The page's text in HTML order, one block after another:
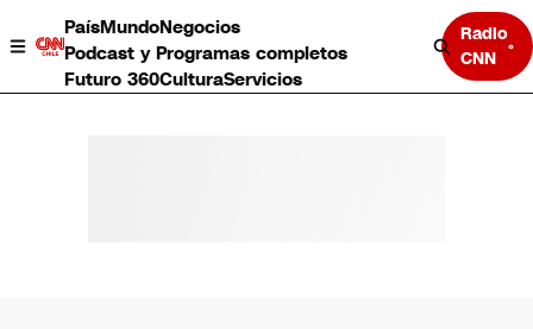
PaísMundoNegocios
Podcast y Programas completos
Futuro 360CulturaServicios
Radio
CNN